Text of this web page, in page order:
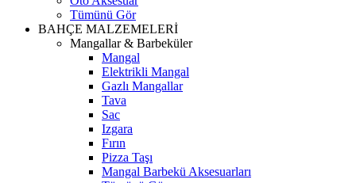
Tümünü Gör
BAHÇE MALZEMELERİ
Mangallar & Barbeküler
Mangal
Elektrikli Mangal
Gazlı Mangallar
Tava
Sac
Izgara
Fırın
Pizza Taşı
Mangal Barbekü Aksesuarları